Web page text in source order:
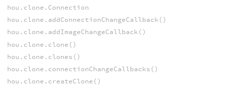
hou.clone.Connection
hou.clone.addConnectionChangeCallback()
hou.clone.addImageChangeCallback()
hou.clone.clone()
hou.clone.clones()
hou.clone.connectionChangeCallbacks()
hou.clone.createClone()